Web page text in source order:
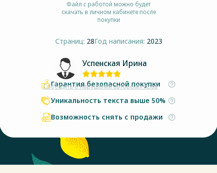
Файл с работой можно будет
скачать в личном кабинете после
покупки
Страниц: 28Год написания: 2023
Успенская Ирина
Сообщить о нарушении авторских прав
Гарантия безопасной покупки
Уникальность текста выше 50%
Возможность снять с продажи